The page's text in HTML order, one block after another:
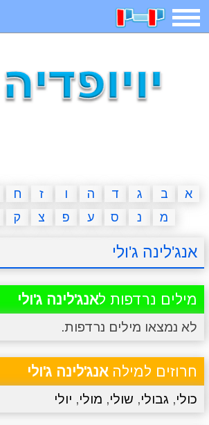
תפריט
איש תלוי מדריכים פוקימון גו
יצירה משחקי בנות אשליות
א ב ג ד ה ו ז ח
מ
נ ס ע פ צ ק
אנג'לינה ג'ולי
מילים נרדפות לאנג'לינה ג'ולי
לא נמצאו מילים נרדפות.
חרוזים למילהאנג'לינה ג'ולי
כולי, גבולי, שולי, מולי, יולי